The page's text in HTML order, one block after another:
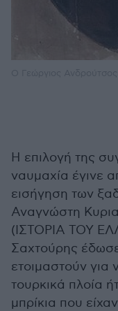
Η επιλογή της
ναυμαχία έγινε
εισήγηση των
Αναγνώστη
(ΙΣΤΟΡΙΑ ΤΟΥ
Σαχτούρης
ετοιμαστούν
τουρκικά πλοία
μπρίκια που